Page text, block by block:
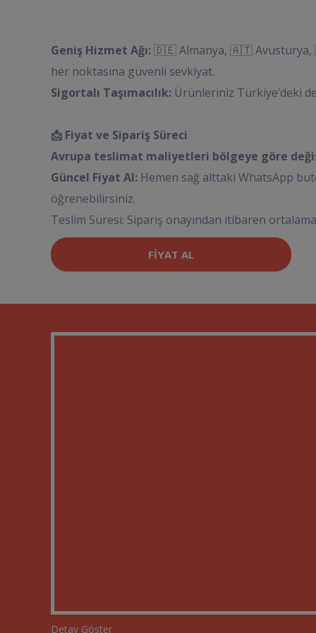
Geniş Hizmet Ağı:🇩🇪 Almanya, 🇦🇹
her noktasına güvenli sevkiyat.
Sigortalı Taşımacılık: Ürünleriniz Türkiye’deki
📩 Fiyat ve Sipariş Süreci
Avrupa teslimat maliyetleri bölgeye göre
Güncel Fiyat Al: Hemen sağ alttaki WhatsApp
öğrenebilirsiniz.
Teslim Süresi: Sipariş onayından itibaren
FIYAT AL
Detay Göster